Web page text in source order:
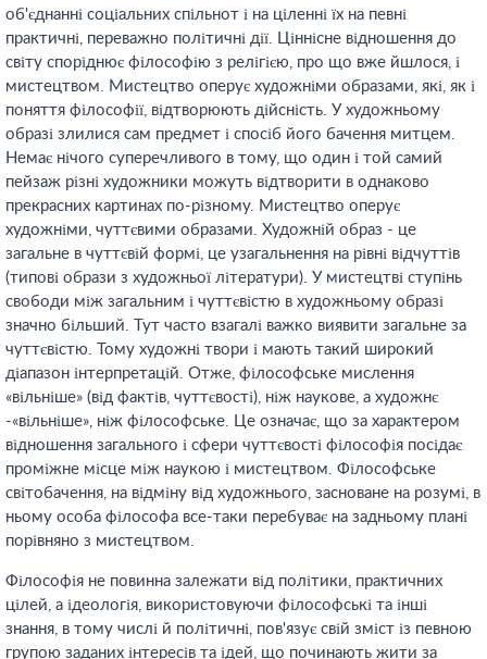
об'єднанні соціальних спільнот і на ціленні їх на певні
практичні, переважно політичні дії. Ціннісне відношення до
світу споріднює філософію з релігією, про що вже йшлося, і
мистецтвом. Мистецтво оперує художніми образами, які, як і
поняття філософії, відтворюють дійсність. У художньому
образі злилися сам предмет і спосіб його бачення митцем.
Немає нічого суперечливого в тому, що один і той самий
пейзаж різні художники можуть відтворити в однаково
прекрасних картинах по-різному. Мистецтво оперує
художніми, чуттєвими образами. Художній образ - це
загальне в чуттєвій формі, це узагальнення на рівні відчуттів
(типові образи з художньої літератури). У мистецтві ступінь
свободи між загальним і чуттєвістю в художньому образі
значно більший. Тут часто взагалі важко виявити загальне за
чуттєвістю. Тому художні твори і мають такий широкий
діапазон інтерпретацій. Отже, філософське мислення
«вільніше» (від фактів, чуттєвості), ніж наукове, а художнє
-«вільніше», ніж філософське. Це означає, що за характером
відношення загального і сфери чуттєвості філософія посідає
проміжне місце між наукою і мистецтвом. Філософське
світобачення, на відміну від художнього, засноване на розумі, в
ньому особа філософа все-таки перебуває на задньому плані
порівняно з мистецтвом.
Філософія не повинна залежати від політики, практичних
цілей, а ідеологія, використовуючи філософські та інші
знання, в тому числі й політичні, пов'язує свій зміст із певною
групою заданих інтересів та ідей, що починають жити за